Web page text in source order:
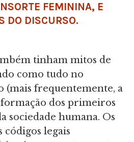
FEMININA, E
DO DISCURSO.
tinham mitos de
como tudo no
(mais frequentemente, a
dos primeiros
sociedade humana. Os
códigos legais